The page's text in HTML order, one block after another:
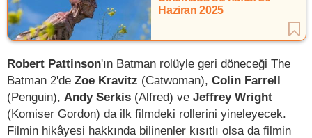
Haziran 2025
Robert Pattinson'ın Batman rolüyle geri döneceği The
Batman 2'de Zoe Kravitz (Catwoman), Colin Farrell
(Penguin), Andy Serkis (Alfred) ve Jeffrey Wright
(Komiser Gordon) da ilk filmdeki rollerini yineleyecek.
Filmin hikâyesi hakkında bilinenler kısıtlı olsa da filmin